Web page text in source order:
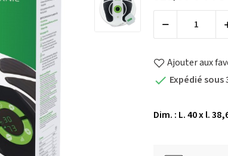
Ajouter aux
 Expédié sous
Dim. : L. 40 x l.